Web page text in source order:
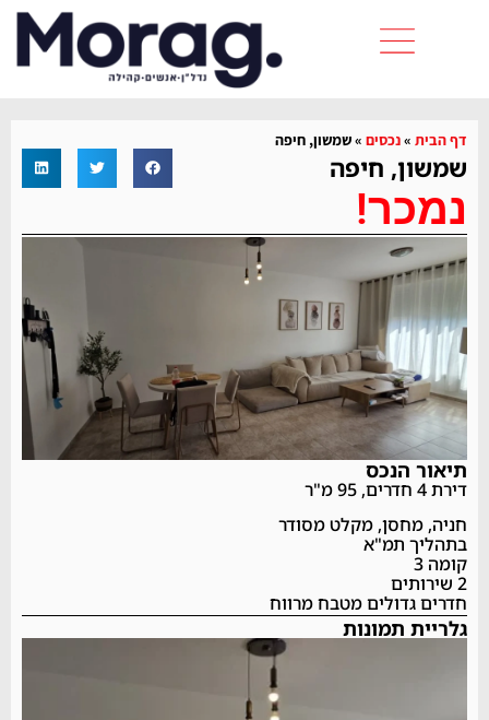
דף הבית »נכסים »שמשון, חיפה
שמשון, חיפה
נמכר!
תיאור הנכס
דירת 4 חדרים, 95 מ"ר
חניה, מחסן, מקלט מסודר
בתהליך תמ"א
קומה 3
2 שירותים
חדרים גדולים מטבח מרווח
גלריית תמונות